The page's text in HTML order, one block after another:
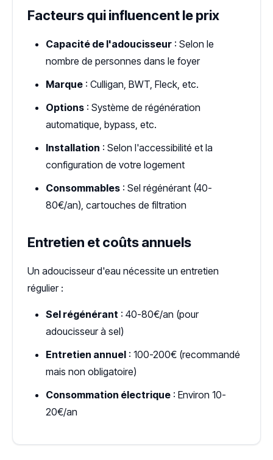
Facteurs qui influencent le prix
Capacité de l'adoucisseur : Selon le
nombre de personnes dans le foyer
Marque : Culligan, BWT, Fleck, etc.
Options : Système de régénération
automatique, bypass, etc.
Installation : Selon l'accessibilité et la
configuration de votre logement
Consommables : Sel régénérant (40-
80€/an), cartouches de filtration
Entretien et coûts annuels
Un adoucisseur d'eau nécessite un entretien
régulier :
Sel régénérant : 40-80€/an (pour
adoucisseur à sel)
Entretien annuel : 100-200€ (recommandé
mais non obligatoire)
Consommation électrique : Environ 10-
20€/an